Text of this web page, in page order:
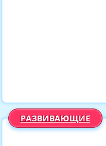
РАЗВИВАЮЩИЕ